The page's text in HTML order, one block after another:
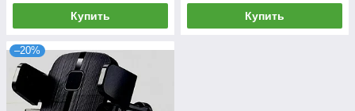
Купить Купить
–20%